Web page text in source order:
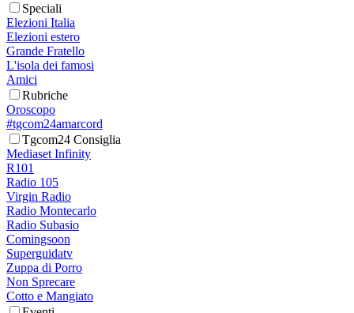
Speciali
Elezioni Italia
Elezioni estero
Grande Fratello
L'isola dei famosi
Amici
Rubriche
Oroscopo
#tgcom24amarcord
Tgcom24 Consiglia
Mediaset Infinity
R101
Radio 105
Virgin Radio
Radio Montecarlo
Radio Subasio
Comingsoon
Superguidatv
Zuppa di Porro
Non Sprecare
Cotto e Mangiato